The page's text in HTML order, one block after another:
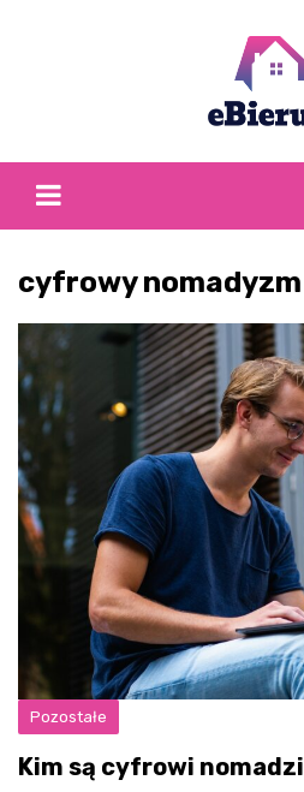
cyfrowy nomadyzm
Pozostałe
Kim są cyfrowi nomadzi